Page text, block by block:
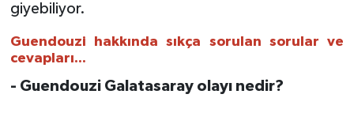
giyebiliyor.
Guendouzi hakkında sıkça sorulan sorular ve
cevapları...
- Guendouzi Galatasaray olayı nedir?